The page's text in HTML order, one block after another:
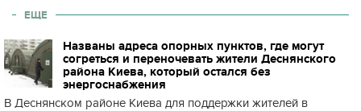
ЕЩЕ
Названы адреса опорных пунктов, где могут
согреться и переночевать жители Деснянского
района Киева, который остался без
энергоснабжения
В Деснянском районе Киева для поддержки жителей в